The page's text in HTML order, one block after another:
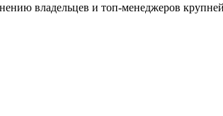
владельцев и топ-менеджеров